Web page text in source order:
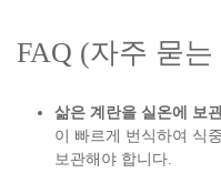
FAQ (자주 묻는
삶은 계란을 실온에 보
이 빠르게 번식하여 식
보관해야 합니다.